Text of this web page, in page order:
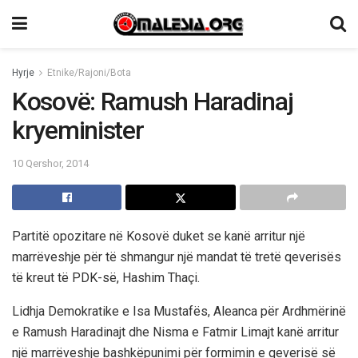
Hyrje Etnike/Rajoni/Bota
Kosovë: Ramush Haradinaj
kryeminister
10 Qershor, 2014
Partitë opozitare në Kosovë duket se kanë arritur një
marrëveshje për të shmangur një mandat të tretë qeverisës
të kreut të PDK-së, Hashim Thaçi.
Lidhja Demokratike e Isa Mustafës, Aleanca për Ardhmërinë
e Ramush Haradinajt dhe Nisma e Fatmir Limajt kanë arritur
një marrëveshje bashkëpunimi për formimin e qeverisë së